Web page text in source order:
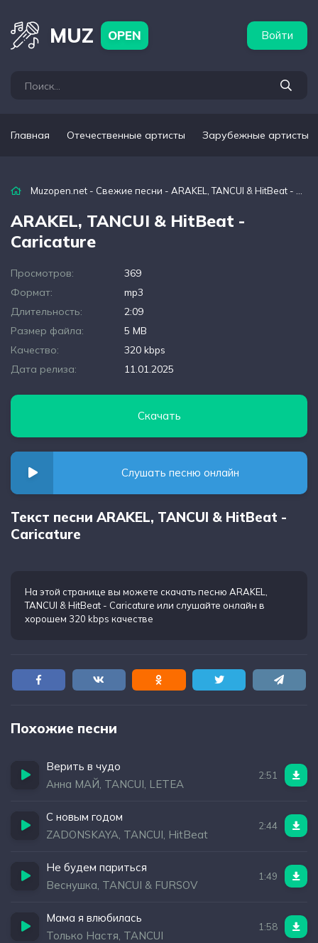
MUZ OPEN Войти
Главная Отечественные артисты Зарубежные артисты
Muzopen.net - Свежие песни - АRAKEL, TANCUI & HitBeat - Caricature
АRAKEL, TANCUI & HitBeat -
Caricature
Просмотров:
369
Формат:
mp3
Длительность:
2:09
Размер файла:
5 MB
Качество:
320 kbps
Дата релиза:
11.01.2025
Скачать
Слушать песню онлайн
Текст песни АRAKEL, TANCUI & HitBeat -
Caricature
На этой странице вы можете скачать песню АRAKEL,
TANCUI & HitBeat - Caricature или слушайте онлайн в
хорошем 320 kbps качестве
Похожие песни
Верить в чудо
Анна МАЙ, TANCUI, LETEA
2:51
С новым годом
ZADONSKAYA, TANCUI, HitBeat
2:44
Не будем париться
Веснушка, TANCUI & FURSOV
1:49
Мама я влюбилась
Только Настя, TANCUI
1:58
артисты Популярные подборки